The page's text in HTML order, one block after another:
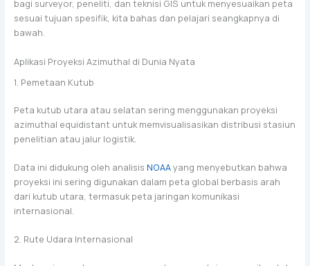
bagi surveyor, peneliti, dan teknisi GIS untuk menyesuaikan peta
sesuai tujuan spesifik, kita bahas dan pelajari seangkapnya di
bawah.
Aplikasi Proyeksi Azimuthal di Dunia Nyata
1. Pemetaan Kutub
Peta kutub utara atau selatan sering menggunakan proyeksi
azimuthal equidistant untuk memvisualisasikan distribusi stasiun
penelitian atau jalur logistik.
Data ini didukung oleh analisis NOAAyang menyebutkan bahwa
proyeksi ini sering digunakan dalam peta global berbasis arah
dari kutub utara, termasuk peta jaringan komunikasi
internasional.
2. Rute Udara Internasional